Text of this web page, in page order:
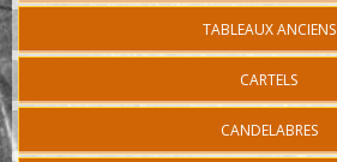
TABLEAUX ANCIENS
CARTELS
CANDELABRES